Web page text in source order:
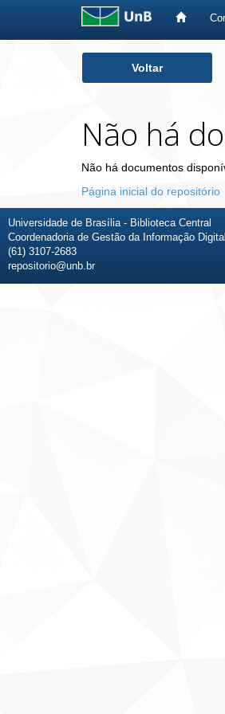
Voltar
Não há
Não há documentos
Página inicial do repositório
Universidade de Brasília - Biblioteca Central
Coordenadoria de Gestão da Informação
(61) 3107-2683
repositorio@unb.br